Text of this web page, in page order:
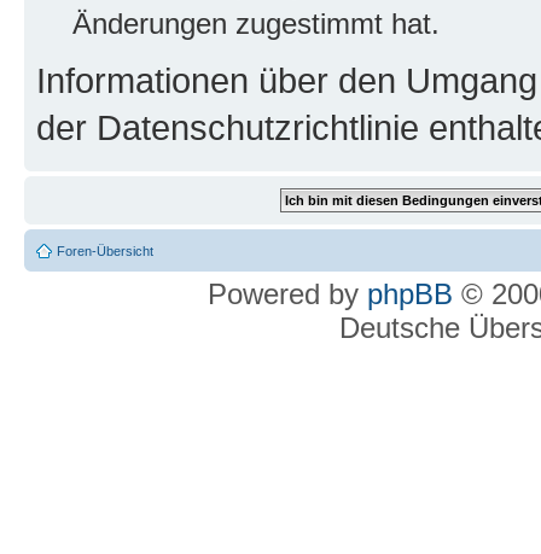
Änderungen zugestimmt hat.
Informationen über den
der Datenschutzrichtlinie
Foren-Übersicht
Powered by phpBB ©
Deutsche